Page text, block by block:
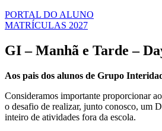
PORTAL DO ALUNO
MATRÍCULAS 2027
GI – Manhã e Tarde –
Aos pais dos alunos de Grupo
Consideramos importante proporcionar
o desafio de realizar, junto conosco, um
inteiro de atividades fora da escola.